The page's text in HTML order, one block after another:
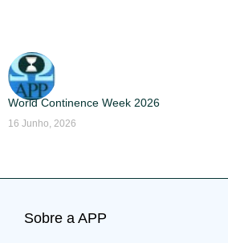
World Continence Week 2026
16 Junho, 2026
Sobre a APP